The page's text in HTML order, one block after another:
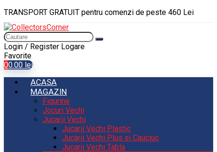
TRANSPORT GRATUIT pentru comenzi de peste 460 Lei
Login / Register Logare
Favorite
00.00 lei
ACASA
MAGAZIN
Figurine
Jocuri Vechi
Jucarii Vechi
Jucarii Vechi Plastic
Jucarii Vechi Plus si Cauciuc
Jucarii Vechi Tabla